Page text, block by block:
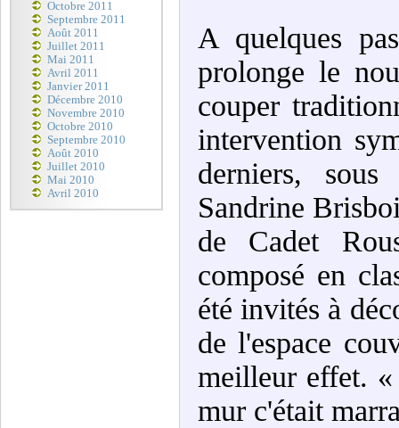
Octobre 2011
Septembre 2011
Août 2011
Juillet 2011
Mai 2011
Avril 2011
Janvier 2011
Décembre 2010
Novembre 2010
Octobre 2010
Septembre 2010
Août 2010
Juillet 2010
Mai 2010
Avril 2010
A quelques
prolonge le
couper
intervention
derniers,
Sandrine
de Cadet
composé en
été invités à
de l'espace
meilleur effet.
mur c'était